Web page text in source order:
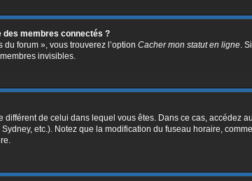
des membres connectés ?
forum », vous trouverez l’option Cacher mon statut en ligne.
invisibles.
différent de celui dans lequel vous êtes. Dans ce cas, accédez au
etc.). Notez que la modification du fuseau horaire,